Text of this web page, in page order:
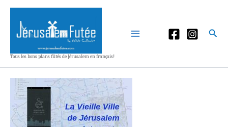
Aller
contenu
Tous les bons plans fûtés de Jérusalem en français!